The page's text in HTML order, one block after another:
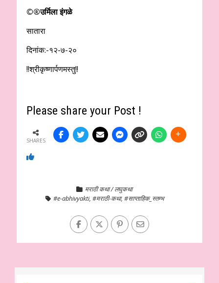
©️®️उर्मिला इंगळे
सातारा
दिनांक:-१२-७-२०
!!श्रीकृष्णार्पणमस्तु!!
Please share your Post !
SHARES
मराठी कथा / लघुकथा
#e-abhivyakti, #मराठी-कथा, #साप्ताहिक_स्तम्भ